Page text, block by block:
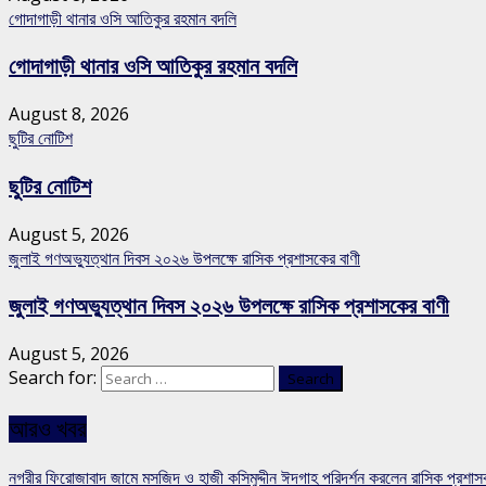
গোদাগাড়ী থানার ওসি আতিকুর রহমান বদলি
গোদাগাড়ী থানার ওসি আতিকুর রহমান বদলি
August 8, 2026
ছুটির নোটিশ
ছুটির নোটিশ
August 5, 2026
জুলাই গণঅভ্যুত্থান দিবস ২০২৬ উপলক্ষে রাসিক প্রশাসকের বাণী
জুলাই গণঅভ্যুত্থান দিবস ২০২৬ উপলক্ষে রাসিক প্রশাসকের বাণী
August 5, 2026
Search for:
আরও খবর
নগরীর ফিরোজাবাদ জামে মসজিদ ও হাজী কসিমুদ্দীন ঈদগাহ পরিদর্শন করলেন রাসিক